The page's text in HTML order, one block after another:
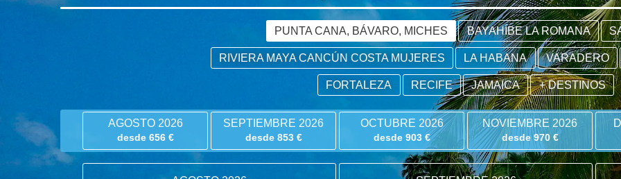
PUNTA CANA, BÁVARO, MICHES BAYAHÍBE LA ROMANA
RIVIERA MAYA CANCÚN COSTA MUJERES LA HABANA VARADERO
FORTALEZA RECIFE JAMAICA + DESTINOS
AGOSTO 2026
desde 656 €
SEPTIEMBRE 2026
desde 853 €
OCTUBRE 2026
desde 903 €
NOVIEMBRE 2026
desde 970 €